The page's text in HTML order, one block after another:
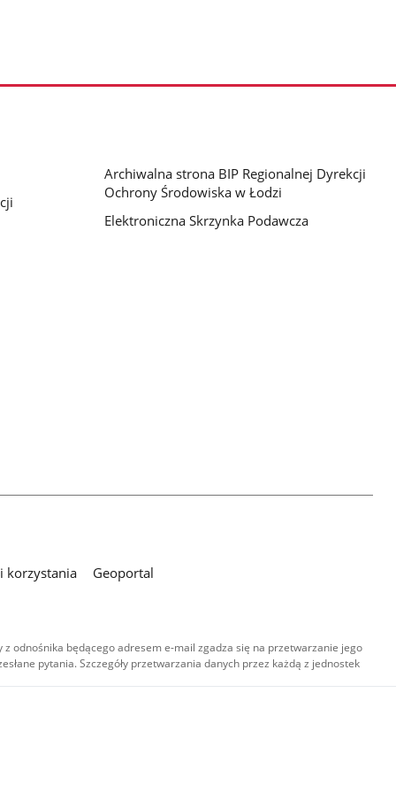
Archiwalna strona BIP Regionalnej Dyrekcji
Ochrony Środowiska w Łodzi
Elektroniczna Skrzynka Podawcza
korzystania
Geoportal
odnośnika będącego adresem e-mail zgadza się na przetwarzanie jego
pytania. Szczegóły przetwarzania danych przez każdą z jednostek